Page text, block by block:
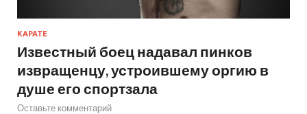
КАРАТЕ
Известный боец надавал пинков
извращенцу, устроившему оргию в
душе его спортзала
Оставьте комментарий